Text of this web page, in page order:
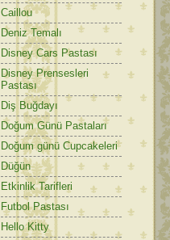
Caillou
Deniz Temalı
Disney Cars Pastası
Disney Prensesleri
Pastası
Diş Buğdayı
Doğum Günü Pastaları
Doğum günü Cupcakeleri
Düğün
Etkinlik Tarifleri
Futbol Pastası
Hello Kitty